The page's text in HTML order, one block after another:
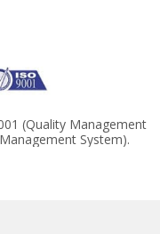
(Quality Management
System).